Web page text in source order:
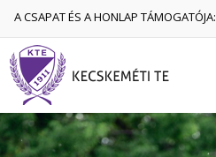
A CSAPAT ÉS A HONLAP TÁMOGATÓJA: